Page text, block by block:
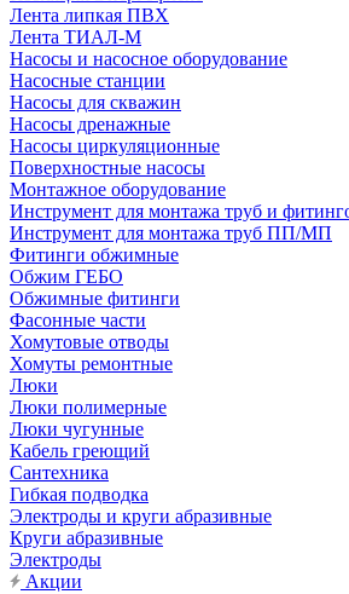
Лента липкая ПВХ
Лента ТИАЛ-М
Насосы и насосное оборудование
Насосные станции
Насосы для скважин
Насосы дренажные
Насосы циркуляционные
Поверхностные насосы
Монтажное оборудование
Инструмент для монтажа труб и
Инструмент для монтажа труб ПП/МП
Фитинги обжимные
Обжим ГЕБО
Обжимные фитинги
Фасонные части
Хомутовые отводы
Хомуты ремонтные
Люки
Люки полимерные
Люки чугунные
Кабель греющий
Сантехника
Гибкая подводка
Электроды и круги абразивные
Круги абразивные
Электроды
Акции